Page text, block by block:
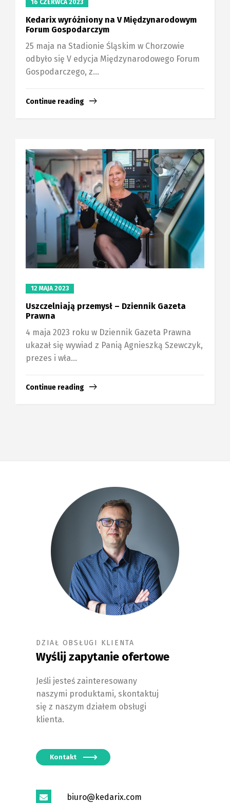
16 CZERWCA 2023
Kedarix wyróżniony na V Międzynarodowym
Forum Gospodarczym
25 maja na Stadionie Śląskim w Chorzowie
odbyło się V edycja Międzynarodowego Forum
Gospodarczego, z...
Continue reading
12 MAJA 2023
Uszczelniają przemysł – Dziennik Gazeta
Prawna
4 maja 2023 roku w Dziennik Gazeta Prawna
ukazał się wywiad z Panią Agnieszką Szewczyk,
prezes i wła...
Continue reading
DZIAŁ OBSŁUGI KLIENTA
Wyślij zapytanie ofertowe
Jeśli jesteś zainteresowany
naszymi produktami, skontaktuj
się z naszym działem obsługi
klienta.
Kontakt
biuro@kedarix.com